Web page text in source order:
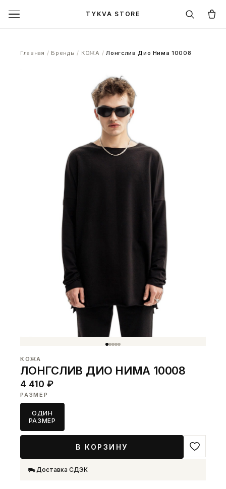
TYKVA STORE
Главная / Бренды / КОЖА / Лонгслив Дио Нима 10008
КОЖА
ЛОНГСЛИВ ДИО НИМА 10008
4 410 ₽
РАЗМЕР
ОДИН
РАЗМЕР
В КОРЗИНУ
Доставка СДЭК